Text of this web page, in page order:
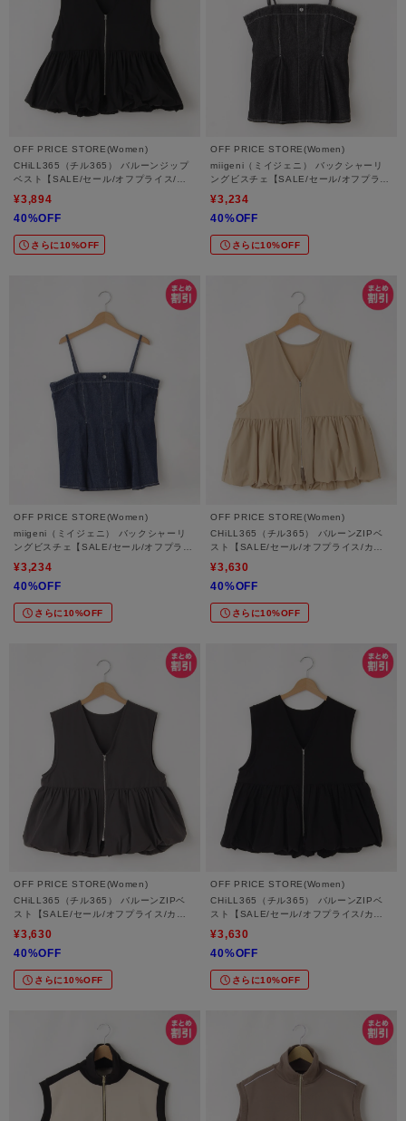
OFF PRICE STORE(Women)
CHiLL365（チル365） バルーンジップ
ベスト【SALE/セール/オフプライス/カ
型カバー】
¥3,894
40%OFF
さらに10%OFF
OFF PRICE STORE(Women)
miigeni（ミイジェニ） バックシャーリ
ングビスチェ【SALE/セール/オフプライ
¥3,234
40%OFF
さらに10%OFF
OFF PRICE STORE(Women)
miigeni（ミイジェニ） バックシャーリ
ングビスチェ【SALE/セール/オフプライ
¥3,234
40%OFF
さらに10%OFF
OFF PRICE STORE(Women)
CHiLL365（チル365） バルーンZIPベ
スト【SALE/セール/オフプライス/カジ
¥3,630
40%OFF
さらに10%OFF
OFF PRICE STORE(Women)
CHiLL365（チル365） バルーンZIPベ
スト【SALE/セール/オフプライス/カジ
¥3,630
40%OFF
さらに10%OFF
OFF PRICE STORE(Women)
CHiLL365（チル365） バルーンZIPベ
スト【SALE/セール/オフプライス/カジ
¥3,630
40%OFF
さらに10%OFF